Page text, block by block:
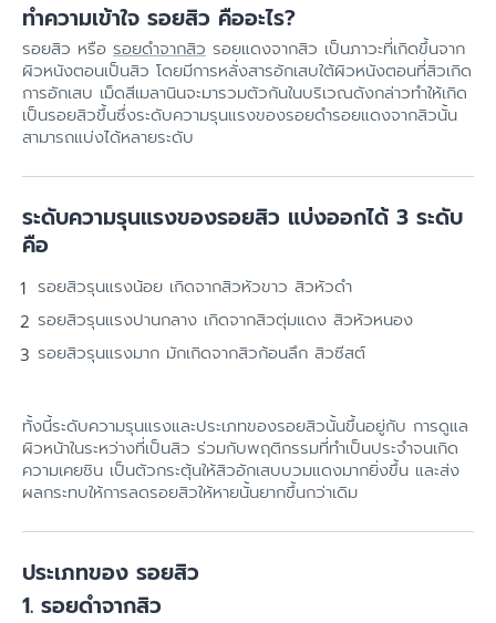
ทำความเข้าใจ รอยสิว คืออะไร?
รอยสิว หรือ รอยดำจากสิว รอยแดงจากสิว เป็นภาวะที่เกิดขึ้นจาก
ผิวหนังตอนเป็นสิว โดยมีการหลั่งสารอักเสบใต้ผิวหนังตอนที่สิวเกิด
การอักเสบ เม็ดสีเมลานินจะมารวมตัวกันในบริเวณดังกล่าวทำให้เกิด
เป็นรอยสิวขึ้นซึ่งระดับความรุนแรงของรอยดำรอยแดงจากสิวนั้น
สามารถแบ่งได้หลายระดับ
ระดับความรุนแรงของรอยสิว แบ่งออกได้ 3 ระดับ
คือ
รอยสิวรุนแรงน้อย เกิดจากสิวหัวขาว สิวหัวดำ
รอยสิวรุนแรงปานกลาง เกิดจากสิวตุ่มแดง สิวหัวหนอง
รอยสิวรุนแรงมาก มักเกิดจากสิวก้อนลึก สิวซีสต์
ทั้งนี้ระดับความรุนแรงและประเภทของรอยสิวนั้นขึ้นอยู่กับ การดูแล
ผิวหน้าในระหว่างที่เป็นสิว ร่วมกับพฤติกรรมที่ทำเป็นประจำจนเกิด
ความเคยชิน เป็นตัวกระตุ้นให้สิวอักเสบบวมแดงมากยิ่งขึ้น และส่ง
ผลกระทบให้การลดรอยสิวให้หายนั้นยากขึ้นกว่าเดิม
ประเภทของ รอยสิว
1. รอยดำจากสิว